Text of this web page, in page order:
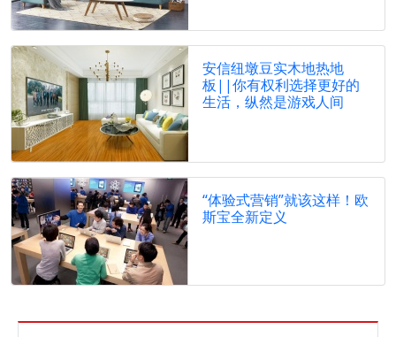
安信纽墩豆实木地热地
板||你有权利选择更好的
生活，纵然是游戏人间
“体验式营销”就该这样！欧
斯宝全新定义